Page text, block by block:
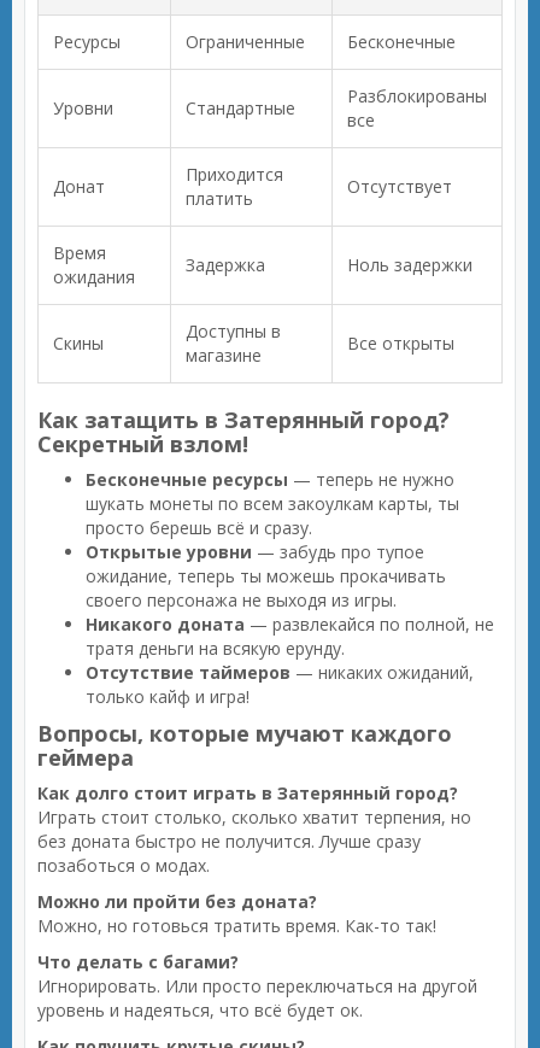
Ресурсы Ограниченные Бесконечные
Уровни Стандартные
Разблокированы
все
Донат
Приходится
платить
Отсутствует
Время
ожидания
Задержка Ноль задержки
Скины
Доступны в
магазине
Все открыты
Как затащить в Затерянный город?
Секретный взлом!
Бесконечные ресурсы — теперь не нужно
шукать монеты по всем закоулкам карты, ты
просто берешь всё и сразу.
Открытые уровни — забудь про тупое
ожидание, теперь ты можешь прокачивать
своего персонажа не выходя из игры.
Никакого доната — развлекайся по полной, не
тратя деньги на всякую ерунду.
Отсутствие таймеров — никаких ожиданий,
только кайф и игра!
Вопросы, которые мучают каждого
геймера
Как долго стоит играть в Затерянный город?
Играть стоит столько, сколько хватит терпения, но
без доната быстро не получится. Лучше сразу
позаботься о модах.
Можно ли пройти без доната?
Можно, но готовься тратить время. Как-то так!
Что делать с багами?
Игнорировать. Или просто переключаться на другой
уровень и надеяться, что всё будет ок.